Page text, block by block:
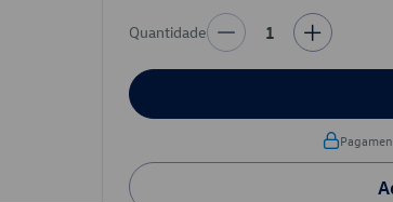
Quantidade 1